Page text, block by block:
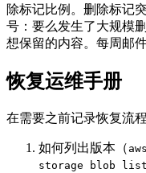
除标记比例。删除标记
号：要么发生了大规模
想保留的内容。每周邮
恢复运维手册
在需要之前记录恢复流
如何列出版本（
storage blob